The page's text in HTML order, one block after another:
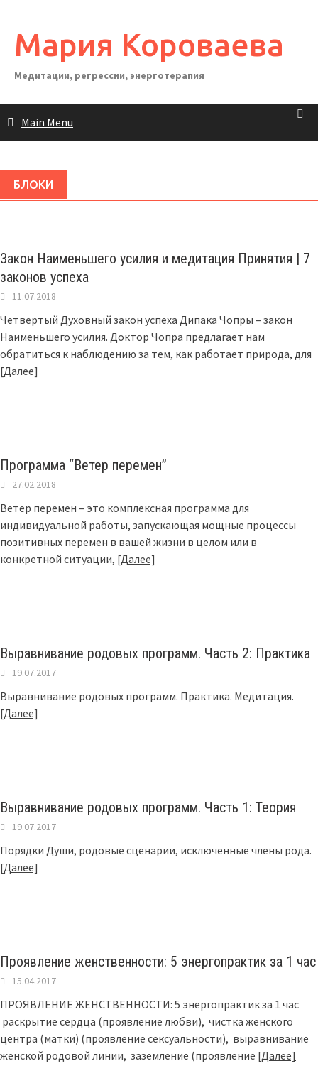
content
Мария Короваева
Медитации, регрессии, энерготерапия
Main Menu
БЛОКИ
Закон Наименьшего усилия и медитация Принятия | 7
законов успеха
11.07.2018
Четвертый Духовный закон успеха Дипака Чопры – закон
Наименьшего усилия. Доктор Чопра предлагает нам
обратиться к наблюдению за тем, как работает природа, для
[Далее]
Программа “Ветер перемен”
27.02.2018
Ветер перемен – это комплексная программа для
индивидуальной работы, запускающая мощные процессы
позитивных перемен в вашей жизни в целом или в
конкретной ситуации, [Далее]
Выравнивание родовых программ. Часть 2: Практика
19.07.2017
Выравнивание родовых программ. Практика. Медитация.
[Далее]
Выравнивание родовых программ. Часть 1: Теория
19.07.2017
Порядки Души, родовые сценарии, исключенные члены рода.
[Далее]
Проявление женственности: 5 энергопрактик за 1 час
15.04.2017
ПРОЯВЛЕНИЕ ЖЕНСТВЕННОСТИ: 5 энергопрактик за 1 час
раскрытие сердца (проявление любви), чистка женского
центра (матки) (проявление сексуальности), выравнивание
женской родовой линии, заземление (проявление [Далее]